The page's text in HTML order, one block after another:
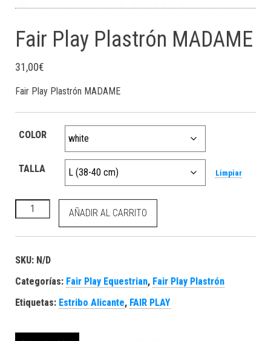
Fair Play Plastrón MADAME
31,00€
Fair Play Plastrón MADAME
COLOR
TALLA Limpiar
Fair Play Plastrón MADAME cantidad
AÑADIR AL CARRITO
SKU: N/D
Categorías: Fair Play Equestrian, Fair Play Plastrón
Etiquetas: Estribo Alicante, FAIR PLAY